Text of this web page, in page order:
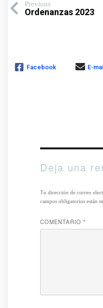
Previous
Ordenanzas 2023
Facebook E-mail
Deja una
Tu dirección de correo
campos obligatorios están
COMENTARIO *